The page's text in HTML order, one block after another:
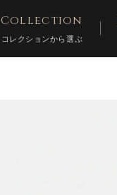
Collection
コレクションから選ぶ